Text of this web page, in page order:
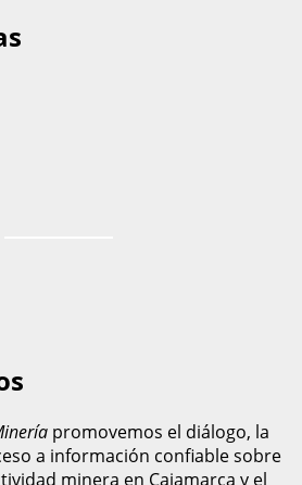
promovemos el diálogo, la
a información confiable sobre
minera en Cajamarca y el